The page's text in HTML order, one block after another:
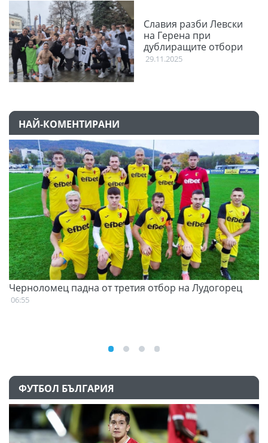
Славия разби Левски
на Герена при
дублиращите отбори
29.11.2025
НАЙ-КОМЕНТИРАНИ
Черноломец падна от третия отбор на Лудогорец
06:55
ФУТБОЛ БЪЛГАРИЯ